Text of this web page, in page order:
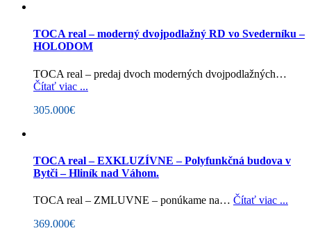
TOCA real – moderný dvojpodlažný RD vo Svederníku –
HOLODOM
TOCA real – predaj dvoch moderných dvojpodlažných…
Čítať viac ...
305.000€
TOCA real – EXKLUZÍVNE – Polyfunkčná budova v
Bytči – Hliník nad Váhom.
TOCA real – ZMLUVNE – ponúkame na… Čítať viac ...
369.000€